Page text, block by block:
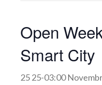
Open
Smart City
25 25-03:00